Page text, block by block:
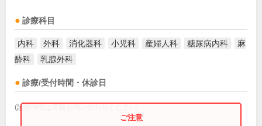
診療科目
内科 外科 消化器科 小児科 産婦人科 糖尿病内科
麻
酔科
乳腺外科
診療/受付時間・休診日
(診療時間は直接お問い合わせください)